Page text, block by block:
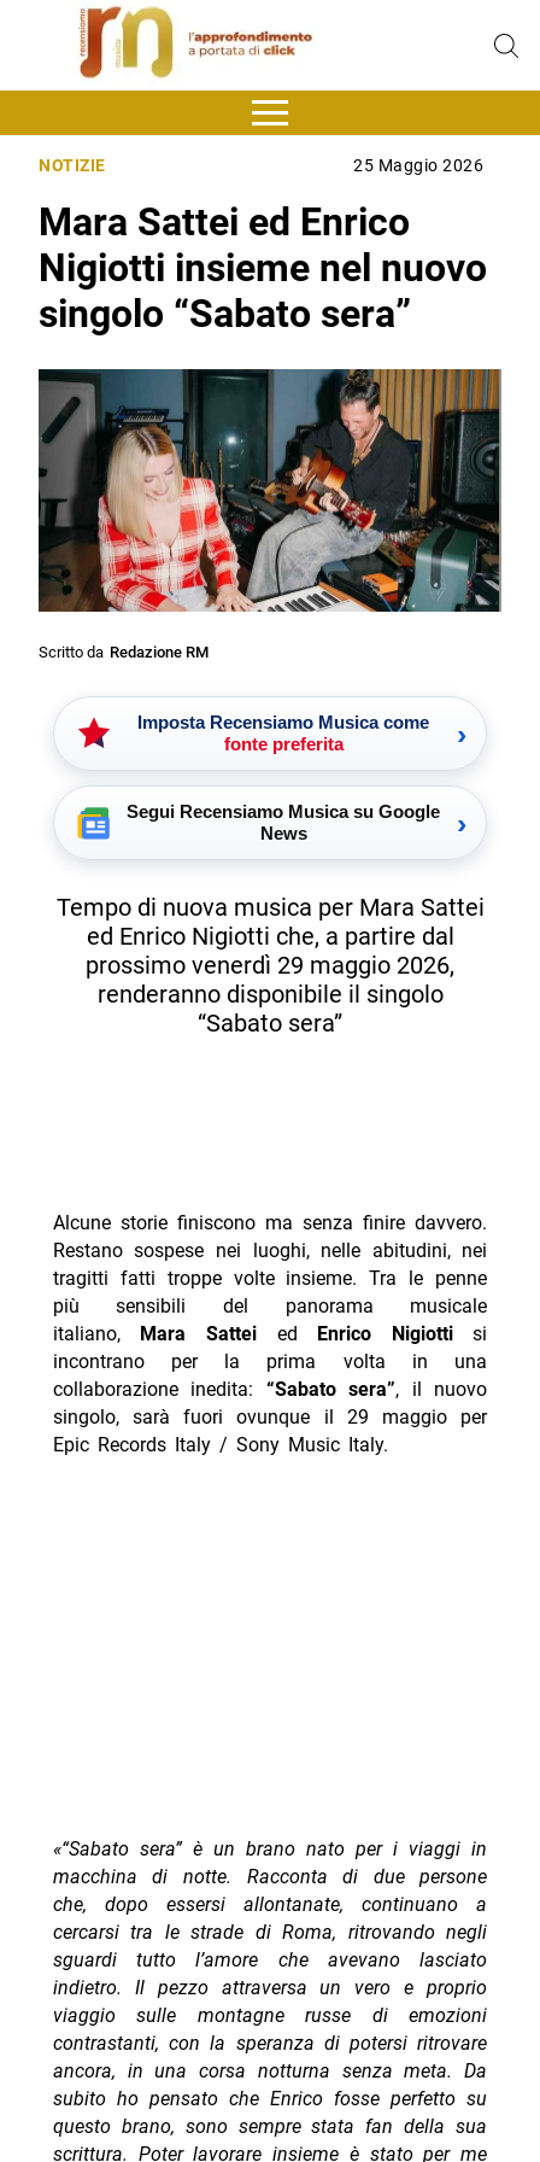
NOTIZIE 25 Maggio 2026
Mara Sattei ed Enrico
Nigiotti insieme nel nuovo
singolo “Sabato sera”
Scritto da Redazione RM
Imposta Recensiamo Musica come
fonte preferita
›
Segui Recensiamo Musica su Google
News
›
Tempo di nuova musica per Mara Sattei
ed Enrico Nigiotti che, a partire dal
prossimo venerdì 29 maggio 2026,
renderanno disponibile il singolo
“Sabato sera”
Alcune storie finiscono ma senza finire davvero.
Restano sospese nei luoghi, nelle abitudini, nei
tragitti fatti troppe volte insieme. Tra le penne
più sensibili del panorama musicale
italiano,
Mara Sattei ed Enrico Nigiottisi
incontrano per la prima volta in una
collaborazione inedita: “Sabato sera”, il nuovo
singolo, sarà fuori ovunque il 29 maggio per
Epic Records Italy / Sony Music Italy.
«“Sabato sera” è un brano nato per i viaggi in
macchina di notte. Racconta di due persone
che, dopo essersi allontanate, continuano a
cercarsi tra le strade di Roma, ritrovando negli
sguardi tutto l’amore che avevano lasciato
indietro. Il pezzo attraversa un vero e proprio
viaggio sulle montagne russe di emozioni
contrastanti, con la speranza di potersi ritrovare
ancora, in una corsa notturna senza meta. Da
subito ho pensato che Enrico fosse perfetto su
questo brano, sono sempre stata fan della sua
scrittura. Poter lavorare insieme è stato per me